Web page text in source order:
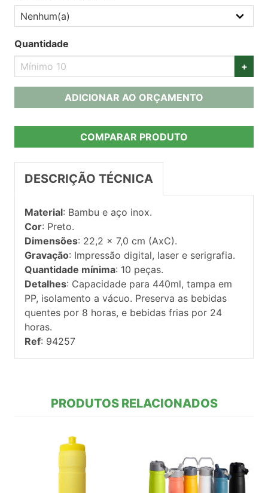
Quantidade
+
ADICIONAR AO ORÇAMENTO
COMPARAR PRODUTO
DESCRIÇÃO TÉCNICA
Material: Bambu e aço inox.
Cor: Preto.
Dimensões: 22,2 x 7,0 cm (AxC).
Gravação: Impressão digital, laser e serigrafia.
Quantidade mínima: 10 peças.
Detalhes: Capacidade para 440ml, tampa em
PP, isolamento a vácuo. Preserva as bebidas
quentes por 8 horas, e bebidas frias por 24
horas.
Ref: 94257
PRODUTOS RELACIONADOS